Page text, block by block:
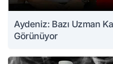
Aydeniz: Bazı Uzman
Görünüyor